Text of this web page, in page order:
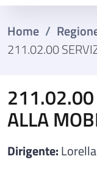
Home /
211.02.00
211.02.00
ALLA
Dirigente: